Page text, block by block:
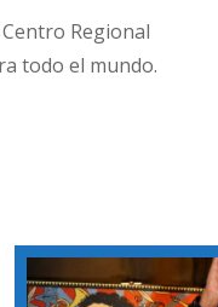
Regional
todo el mundo.